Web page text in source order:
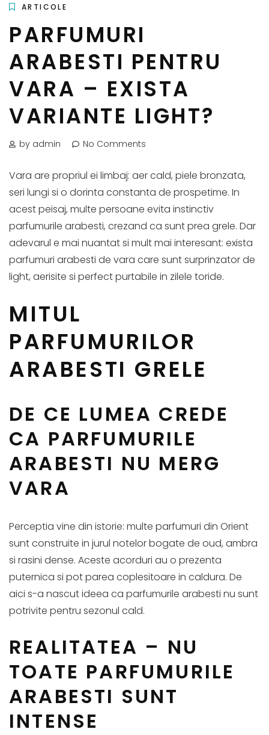
ARTICOLE
PARFUMURI
ARABESTI PENTRU
VARA – EXISTA
VARIANTE LIGHT?
by admin No Comments
Vara are propriul ei limbaj: aer cald, piele bronzata,
seri lungi si o dorinta constanta de prospetime. In
acest peisaj, multe persoane evita instinctiv
parfumurile arabesti, crezand ca sunt prea grele. Dar
adevarul e mai nuantat si mult mai interesant: exista
parfumuri arabesti de vara care sunt surprinzator de
light, aerisite si perfect purtabile in zilele toride.
MITUL
PARFUMURILOR
ARABESTI GRELE
DE CE LUMEA CREDE
CA PARFUMURILE
ARABESTI NU MERG
VARA
Perceptia vine din istorie: multe parfumuri din Orient
sunt construite in jurul notelor bogate de oud, ambra
si rasini dense. Aceste acorduri au o prezenta
puternica si pot parea coplesitoare in caldura. De
aici s-a nascut ideea ca parfumurile arabesti nu sunt
potrivite pentru sezonul cald.
REALITATEA – NU
TOATE PARFUMURILE
ARABESTI SUNT
INTENSE